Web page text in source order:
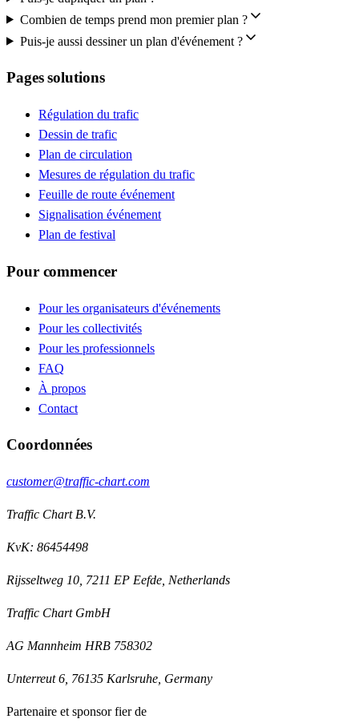
Combien de temps prend mon premier plan ?
Puis-je aussi dessiner un plan d'événement ?
Pages solutions
Régulation du trafic
Dessin de trafic
Plan de circulation
Mesures de régulation du trafic
Feuille de route événement
Signalisation événement
Plan de festival
Pour commencer
Pour les organisateurs d'événements
Pour les collectivités
Pour les professionnels
FAQ
À propos
Contact
Coordonnées
customer@traffic-chart.com
Traffic Chart B.V.
KvK: 86454498
Rijsseltweg 10, 7211 EP Eefde, Netherlands
Traffic Chart GmbH
AG Mannheim HRB 758302
Unterreut 6, 76135 Karlsruhe, Germany
Partenaire et sponsor fier de